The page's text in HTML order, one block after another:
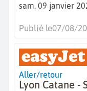
sam. 09 janvier
Publié le07/08/
Aller/retour
Lyon Catane -